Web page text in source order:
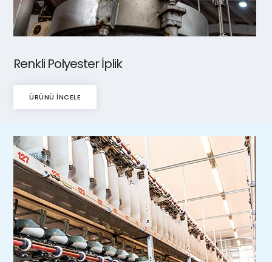
Renkli Polyester İplik
ÜRÜNÜ İNCELE